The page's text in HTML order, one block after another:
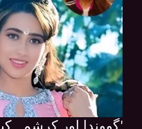
'گووندا اور کرشمہ